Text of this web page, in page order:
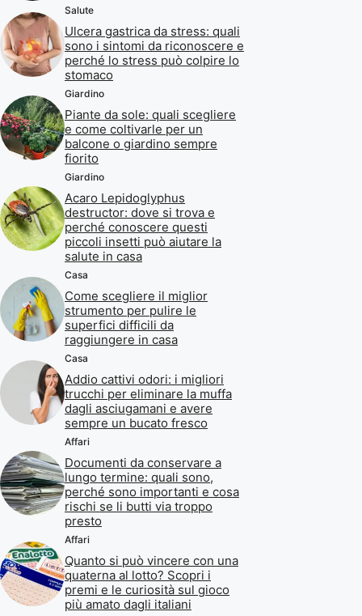
Salute
Ulcera gastrica da stress: quali
sono i sintomi da riconoscere e
perché lo stress può colpire lo
stomaco
Giardino
Piante da sole: quali scegliere
e come coltivarle per un
balcone o giardino sempre
fiorito
Giardino
Acaro Lepidoglyphus
destructor: dove si trova e
perché conoscere questi
piccoli insetti può aiutare la
salute in casa
Casa
Come scegliere il miglior
strumento per pulire le
superfici difficili da
raggiungere in casa
Casa
Addio cattivi odori: i migliori
trucchi per eliminare la muffa
dagli asciugamani e avere
sempre un bucato fresco
Affari
Documenti da conservare a
lungo termine: quali sono,
perché sono importanti e cosa
rischi se li butti via troppo
presto
Affari
Quanto si può vincere con una
quaterna al lotto? Scopri i
premi e le curiosità sul gioco
più amato dagli italiani